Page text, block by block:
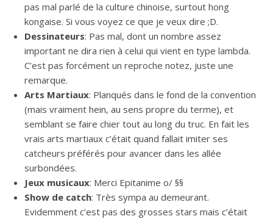
pas mal parlé de la culture chinoise, surtout hong
kongaise. Si vous voyez ce que je veux dire ;D.
Dessinateurs: Pas mal, dont un nombre assez
important ne dira rien à celui qui vient en type lambda.
C’est pas forcément un reproche notez, juste une
remarque.
Arts Martiaux: Planqués dans le fond de la convention
(mais vraiment hein, au sens propre du terme), et
semblant se faire chier tout au long du truc. En fait les
vrais arts martiaux c’était quand fallait imiter ses
catcheurs préférés pour avancer dans les allée
surbondées.
Jeux musicaux: Merci Epitanime o/ §§
Show de catch: Très sympa au demeurant.
Evidemment c’est pas des grosses stars mais c’était